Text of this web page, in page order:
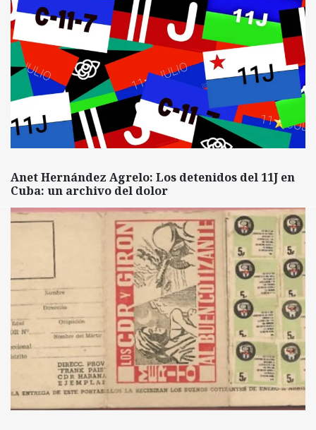
Anet Hernández Agrelo: Los detenidos del 11J en
Cuba: un archivo del dolor